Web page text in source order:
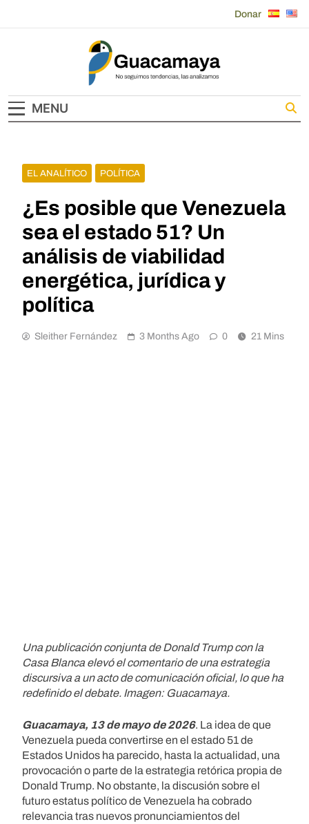
Donar
Guacamaya
MENU
EL ANALÍTICO POLÍTICA
¿Es posible que Venezuela
sea el estado 51? Un
análisis de viabilidad
energética, jurídica y
política
Sleither Fernández 3 Months Ago 0 21 Mins
Una publicación conjunta de Donald Trump con la
Casa Blanca elevó el comentario de una estrategia
discursiva a un acto de comunicación oficial, lo que ha
redefinido el debate. Imagen: Guacamaya.
Guacamaya, 13 de mayo de 2026. La idea de que
Venezuela pueda convertirse en el estado 51 de
Estados Unidos ha parecido, hasta la actualidad, una
provocación o parte de la estrategia retórica propia de
Donald Trump. No obstante, la discusión sobre el
futuro estatus político de Venezuela ha cobrado
relevancia tras nuevos pronunciamientos del